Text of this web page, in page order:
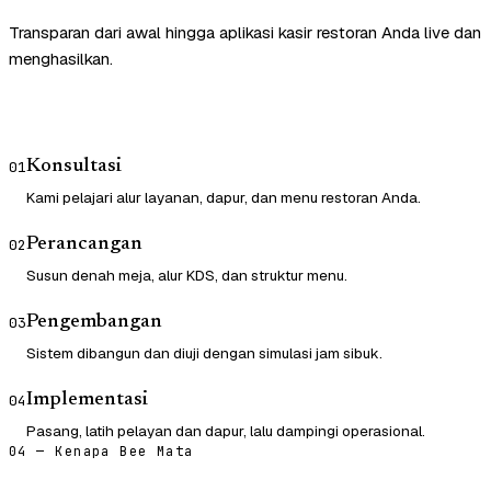
Transparan dari awal hingga aplikasi kasir restoran Anda live dan
menghasilkan.
01Konsultasi
Kami pelajari alur layanan, dapur, dan menu restoran Anda.
02Perancangan
Susun denah meja, alur KDS, dan struktur menu.
03Pengembangan
Sistem dibangun dan diuji dengan simulasi jam sibuk.
04Implementasi
Pasang, latih pelayan dan dapur, lalu dampingi operasional.
04 — Kenapa Bee Mata